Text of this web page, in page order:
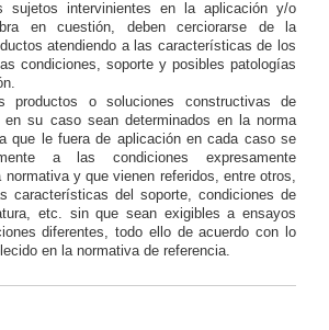
sujetos intervinientes en la aplicación y/o
en cuestión, deben cerciorarse de la
atendiendo a las características de los
condiciones, soporte y posibles patologías
productos o soluciones constructivas de
en su caso sean determinados en la norma
que le fuera de aplicación en cada caso se
a las condiciones expresamente
normativa y que vienen referidos, entre otros,
características del soporte, condiciones de
etc. sin que sean exigibles a ensayos
diferentes, todo ello de acuerdo con lo
en la normativa de referencia.